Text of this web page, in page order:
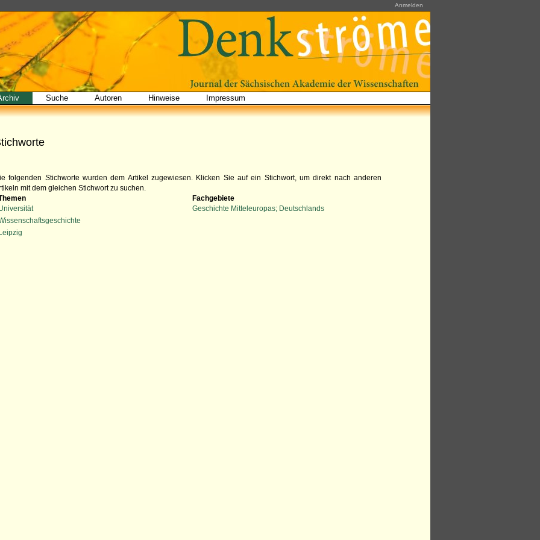
Anmelden
Suche Autoren Hinweise Impressum
folgenden Stichworte wurden dem Artikel zugewiesen. Klicken Sie auf ein Stichwort, um direkt nach anderen
mit dem gleichen Stichwort zu suchen.
Leipzig
Fachgebiete
Geschichte Mitteleuropas; Deutschlands